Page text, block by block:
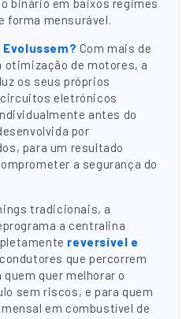
binário em baixos regimes
forma mensurável.
Com mais de
otimização de motores, a
os seus próprios
eletrónicos
antes do
por
para um resultado
a segurança do
tradicionais, a
a centralina
reversível e
que percorrem
quer melhorar o
sem riscos, e para quem
em combustível de